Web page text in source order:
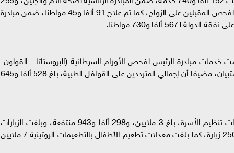
ألفا و828 خدمة لاستخراج شهادات مبادرة الرئيس لفحص المقبلين على الزواج، كما تم علاج 91 ألفا و45 مواطنا، ضمن مبادرة
ألفا و730 مواطنا.
حملة «100 يوم صحة» قدمت خدمات مبادرة الرئيس لفحص الأورام السرطانية (البروستاتا - القولون-
الرئة - عنق الرحم) بملئ 767 ألفا و770 استمارة استبيان، مضيفا أن إجمالي المترددين على القوافل الطبية، بلغ 528 ألفا و645
وتابع «عبدالغفار» أن عدد المنتفعات بخدمات عيادات تنظيم الأسرة، بلغ 3 ملايين، و298 ألفا و943 منتفعة، وبلغت الزيارات
المنزلية للرائدات الريفيات، 3 ملايين و246 ألفا، و250 زيارة، كما بلغت معدلات تطعيم الأطفال بالتطعيمات الروتينية 7 ملايين